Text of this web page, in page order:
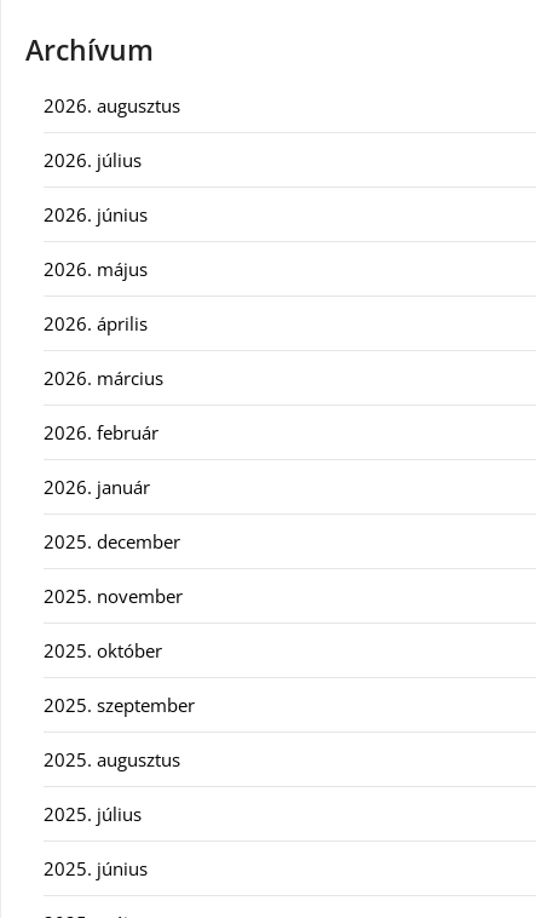
Archívum
2026. augusztus
2026. július
2026. június
2026. május
2026. április
2026. március
2026. február
2026. január
2025. december
2025. november
2025. október
2025. szeptember
2025. augusztus
2025. július
2025. június